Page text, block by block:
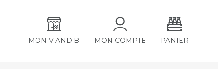
MON V AND B MON COMPTE PANIER